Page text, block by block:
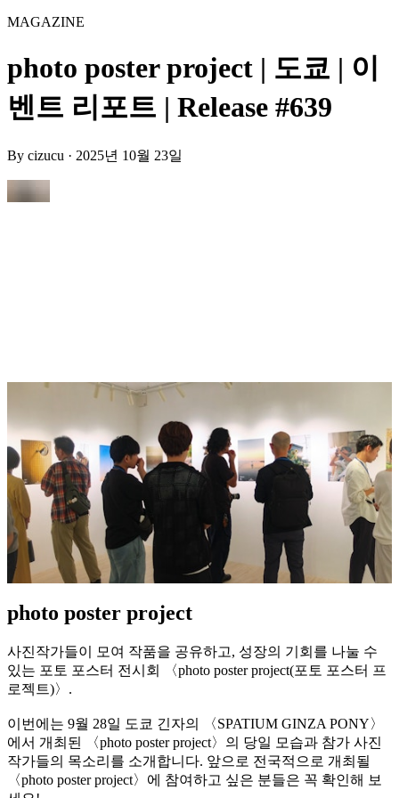
MAGAZINE
photo poster project | 도쿄 | 이
벤트 리포트 | Release #639
By cizucu · 2025년 10월 23일
photo poster project
사진작가들이 모여 작품을 공유하고, 성장의 기회를 나눌 수
있는 포토 포스터 전시회 〈photo poster project(포토 포스터 프
로젝트)〉.
이번에는 9월 28일 도쿄 긴자의 〈SPATIUM GINZA PONY〉
에서 개최된 〈photo poster project〉의 당일 모습과 참가 사진
작가들의 목소리를 소개합니다. 앞으로 전국적으로 개최될
〈photo poster project〉에 참여하고 싶은 분들은 꼭 확인해 보